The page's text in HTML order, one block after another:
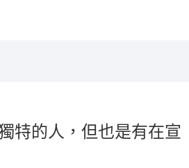
特的人，但也是有在宣